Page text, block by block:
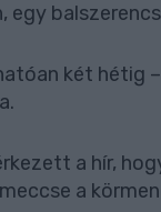
egy
két hétig
a hír,
a